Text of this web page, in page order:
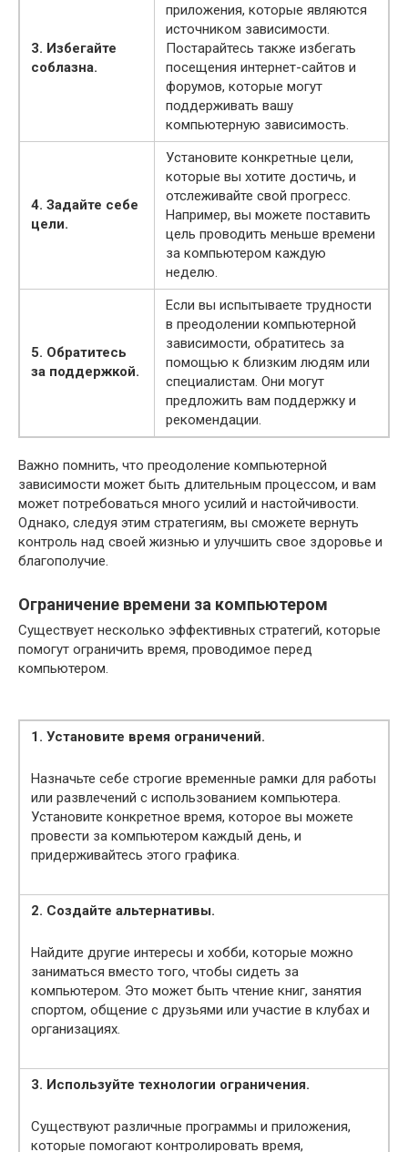
3. Избегайте
соблазна.
приложения, которые являются
источником зависимости.
Постарайтесь также избегать
посещения интернет-сайтов и
форумов, которые могут
поддерживать вашу
компьютерную зависимость.
4. Задайте себе
цели.
Установите конкретные цели,
которые вы хотите достичь, и
отслеживайте свой прогресс.
Например, вы можете поставить
цель проводить меньше времени
за компьютером каждую
неделю.
5. Обратитесь
за поддержкой.
Если вы испытываете трудности
в преодолении компьютерной
зависимости, обратитесь за
помощью к близким людям или
специалистам. Они могут
предложить вам поддержку и
рекомендации.
Важно помнить, что преодоление компьютерной
зависимости может быть длительным процессом, и вам
может потребоваться много усилий и настойчивости.
Однако, следуя этим стратегиям, вы сможете вернуть
контроль над своей жизнью и улучшить свое здоровье и
благополучие.
Ограничение времени за компьютером
Существует несколько эффективных стратегий, которые
помогут ограничить время, проводимое перед
компьютером.
1. Установите время ограничений.
Назначьте себе строгие временные рамки для работы
или развлечений с использованием компьютера.
Установите конкретное время, которое вы можете
провести за компьютером каждый день, и
придерживайтесь этого графика.
2. Создайте альтернативы.
Найдите другие интересы и хобби, которые можно
заниматься вместо того, чтобы сидеть за
компьютером. Это может быть чтение книг, занятия
спортом, общение с друзьями или участие в клубах и
организациях.
3. Используйте технологии ограничения.
Существуют различные программы и приложения,
которые помогают контролировать время,